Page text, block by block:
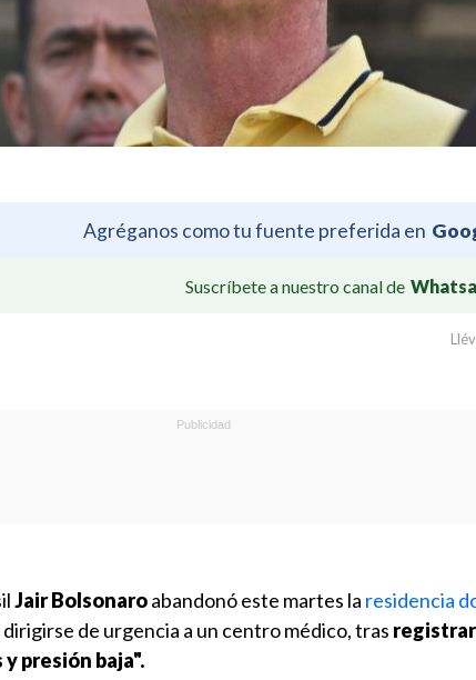
Agréganos como tu fuente preferida en
Suscríbete a nuestro canal de
Jair Bolsonaroabandonó este martes la residencia
dirigirse de urgencia a un centro médico, tras
presión baja".